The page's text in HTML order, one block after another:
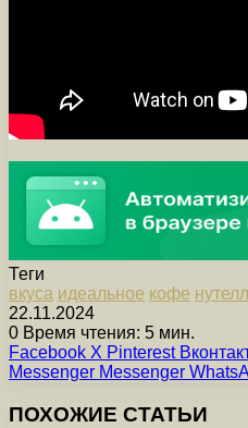
Теги
вкуса идеальное кофе
22.11.2024
0 Время чтения: 5 мин.
Facebook X Pinterest
Messenger Messenger
ПОХОЖИЕ СТАТЬИ